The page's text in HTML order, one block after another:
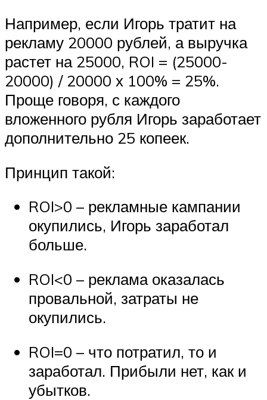
Например, если Игорь тратит на
рекламу 20000 рублей, а выручка
растет на 25000, ROI = (25000-
20000) / 20000 х 100% = 25%.
Проще говоря, с каждого
вложенного рубля Игорь заработает
дополнительно 25 копеек.
Принцип такой:
ROI>0 – рекламные кампании
окупились, Игорь заработал
больше.
ROI<0 – реклама оказалась
провальной, затраты не
окупились.
ROI=0 – что потратил, то и
заработал. Прибыли нет, как и
убытков.